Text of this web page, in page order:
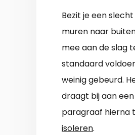
Bezit je een
muren naar
mee aan de slag
standaard
weinig gebeurd.
draagt bij aan
paragraaf hierna
isoleren.